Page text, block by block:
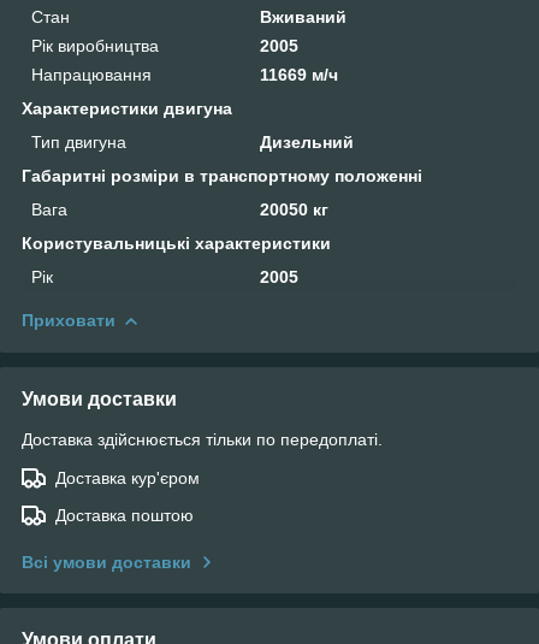
Стан
Вживаний
Рік виробництва
2005
Напрацювання
11669 м/ч
Характеристики двигуна
Тип двигуна
Дизельний
Габаритні розміри в транспортному положенні
Вага
20050 кг
Користувальницькі характеристики
Рік
2005
Приховати
Умови доставки
Доставка здійснюється тільки по передоплаті.
Доставка кур'єром
Доставка поштою
Всі умови доставки
Умови оплати